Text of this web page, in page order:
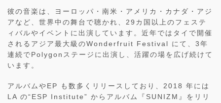
彼の音楽は、ヨーロッパ・南米・アメリカ・カナダ・アジ
アなど、世界中の舞台で聴かれ、29カ国以上のフェステ
ィバルやイベントに出演しています。近年ではタイで開催
されるアジア最大級のWonderfruit Festival にて、3年
連続でPolygonステージに出演し、活躍の場を広げ続けて
います。
アルバムやEP も数多くリリースしており、2018 年には
LA の“ESP Institute” からアルバム『SUNIZM』をリリ